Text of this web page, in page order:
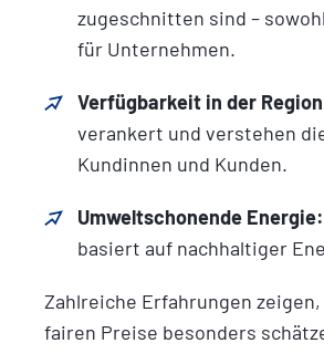
zugeschnitten sind –
für Unternehmen.
Verfügbarkeit in der
verankert und verstehen
Kundinnen und Kunden.
Umweltschonende Energie:
basiert auf nachhaltiger
Zahlreiche Erfahrungen
fairen Preise besonders